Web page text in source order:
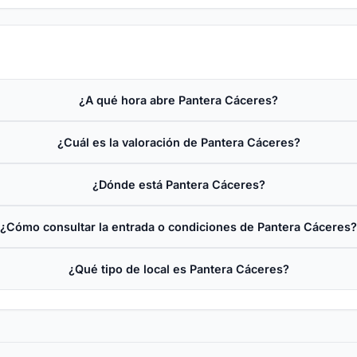
¿A qué hora abre Pantera Cáceres?
¿Cuál es la valoración de Pantera Cáceres?
¿Dónde está Pantera Cáceres?
¿Cómo consultar la entrada o condiciones de Pantera Cáceres?
¿Qué tipo de local es Pantera Cáceres?